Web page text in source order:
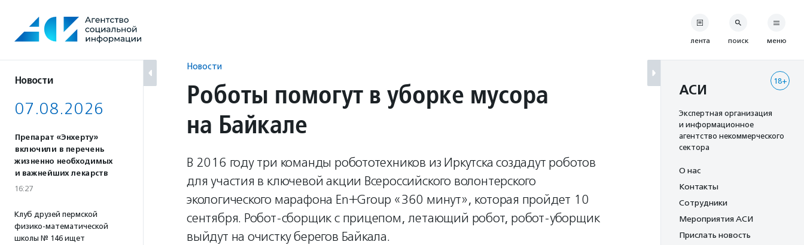
содержанию
Новости
07.08.2026
Препарат «Энхерту»
включили в перечень
жизненно необходимых
и важнейших лекарств
16:27
Клуб друзей пермской
физико-математической
школы № 146 ищет
Новости
Роботы помогут в уборке мусора
на Байкале
В 2016 году три команды робототехников из Иркутска создадут роботов
для участия в ключевой акции Всероссийского волонтерского
экологического марафона En+Group «360 минут», которая пройдет 10
сентября. Робот-сборщик с прицепом, летающий робот, робот-уборщик
выйдут на очистку берегов Байкала.
лента поиск меню
18+
АСИ
Экспертная организация
и информационное
агентство некоммерческого
сектора
О нас
Контакты
Сотрудники
Мероприятия АСИ
Прислать новость